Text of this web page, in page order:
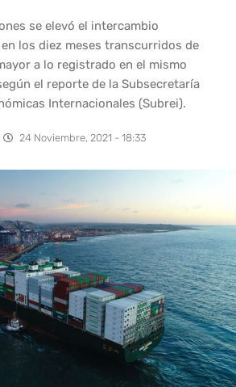
se elevó el intercambio
los diez meses transcurridos de
a lo registrado en el mismo
el reporte de la Subsecretaría
Internacionales (Subrei).
24 Noviembre, 2021 - 18:33